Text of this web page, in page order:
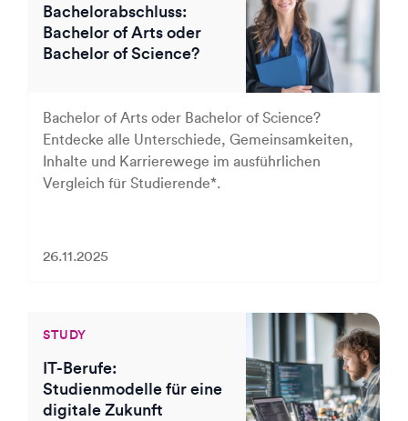
Bachelorabschluss:
Bachelor of Arts oder
Bachelor of Science?
Bachelor of Arts oder Bachelor of Science?
Entdecke alle Unterschiede, Gemeinsamkeiten,
Inhalte und Karrierewege im ausführlichen
Vergleich für Studierende*.
26.11.2025
STUDY
IT-Berufe:
Studienmodelle für eine
digitale Zukunft